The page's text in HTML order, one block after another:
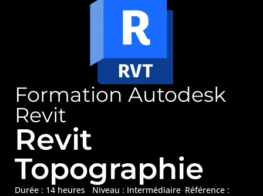
Formation Autodesk
Revit
Revit
Topographie
Durée : 14 heures
Niveau : Intermédiaire Référence :